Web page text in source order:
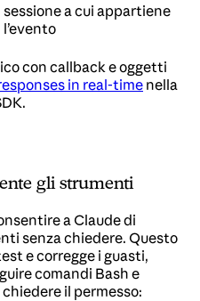
sessione a cui appartiene
l’evento
con callback e oggetti
in real-time nella
gli strumenti
a Claude di
senza chiedere. Questo
e corregge i guasti,
comandi Bash e
il permesso: